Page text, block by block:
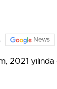
News
yılında